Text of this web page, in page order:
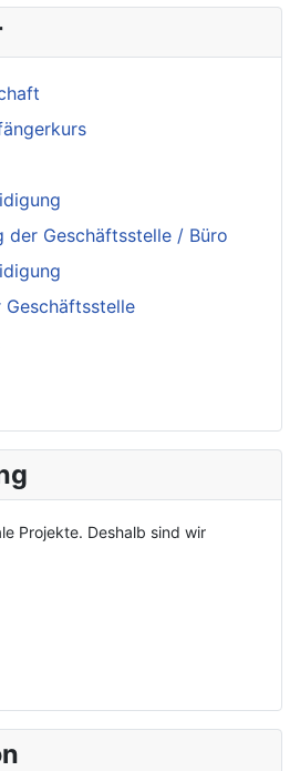
der Geschäftsstelle / Büro
Projekte. Deshalb sind wir